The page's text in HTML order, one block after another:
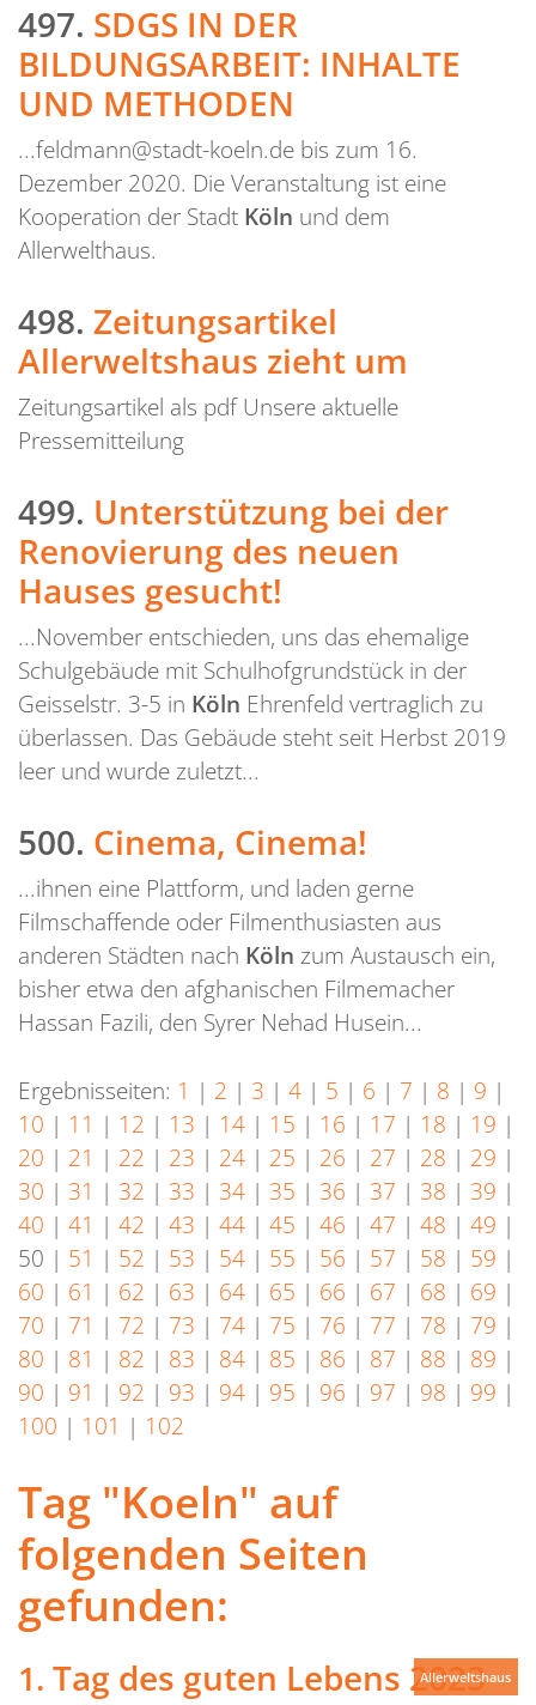
497. SDGS IN DER
BILDUNGSARBEIT: INHALTE
UND METHODEN
...feldmann@stadt-koeln.de bis zum 16.
Dezember 2020. Die Veranstaltung ist eine
Kooperation der Stadt Köln und dem
Allerwelthaus.
498. Zeitungsartikel
Allerweltshaus zieht um
Zeitungsartikel als pdf Unsere aktuelle
Pressemitteilung
499. Unterstützung bei der
Renovierung des neuen
Hauses gesucht!
...November entschieden, uns das ehemalige
Schulgebäude mit Schulhofgrundstück in der
Geisselstr. 3-5 in Köln Ehrenfeld vertraglich zu
überlassen. Das Gebäude steht seit Herbst 2019
leer und wurde zuletzt...
500. Cinema, Cinema!
...ihnen eine Plattform, und laden gerne
Filmschaffende oder Filmenthusiasten aus
anderen Städten nach Köln zum Austausch ein,
bisher etwa den afghanischen Filmemacher
Hassan Fazili, den Syrer Nehad Husein...
Ergebnisseiten: 1 | 2 | 3 | 4 | 5 | 6 | 7 | 8 | 9 |
10 | 11 | 12 | 13 | 14 | 15 | 16 | 17 | 18 | 19 |
20 | 21 | 22 | 23 | 24 | 25 | 26 | 27 | 28 | 29 |
30 | 31 | 32 | 33 | 34 | 35 | 36 | 37 | 38 | 39 |
40 | 41 | 42 | 43 | 44 | 45 | 46 | 47 | 48 | 49 |
50 | 51 | 52 | 53 | 54 | 55 | 56 | 57 | 58 | 59 |
60 | 61 | 62 | 63 | 64 | 65 | 66 | 67 | 68 | 69 |
70 | 71 | 72 | 73 | 74 | 75 | 76 | 77 | 78 | 79 |
80 | 81 | 82 | 83 | 84 | 85 | 86 | 87 | 88 | 89 |
90 | 91 | 92 | 93 | 94 | 95 | 96 | 97 | 98 | 99 |
100 | 101 | 102
Tag "Koeln" auf
folgenden Seiten
gefunden:
Tag des guten Lebens 2023
Allerweltshaus